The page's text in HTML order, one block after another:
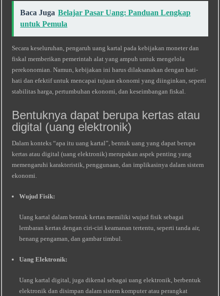
Baca Juga Belajar Pasar Uang: Panduan Lengkap
untuk Pemula
Secara keseluruhan, pengaruh uang kartal pada kebijakan moneter dan
fiskal memberikan pemerintah alat yang ampuh untuk mengelola
perekonomian. Namun, kebijakan ini harus dilaksanakan dengan hati-
hati dan efektif untuk mencapai tujuan ekonomi yang diinginkan, seperti
stabilitas harga, pertumbuhan ekonomi, dan keseimbangan fiskal.
Bentuknya dapat berupa kertas atau
digital (uang elektronik)
Dalam konteks “apa itu uang kartal”, bentuk uang yang dapat berupa
kertas atau digital (uang elektronik) merupakan aspek penting yang
memengaruhi karakteristik, penggunaan, dan implikasinya dalam sistem
ekonomi.
Wujud Fisik:
Uang kartal dalam bentuk kertas memiliki wujud fisik sebagai
lembaran kertas dengan ciri-ciri keamanan tertentu, seperti tanda air,
benang pengaman, dan gambar timbul.
Uang Elektronik:
Uang kartal digital, juga dikenal sebagai uang elektronik, berbentuk
elektronik dan disimpan dalam sistem komputer atau perangkat